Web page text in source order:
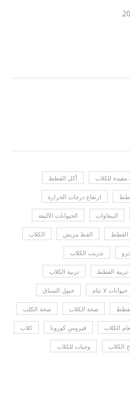
مفيدة للكلاب أكل القطط
ارتفاع درجات الحرارة
الببغاوات الحيوانات الأليفة
القطط القط مريض الكلاب
تدريب الكلاب
تربية القطط تربية الكلاب
حيوانات لا تنام خيول السباق
صحة الكلاب صحة الكلب
الكلاب فيروس كورونا كلاب
الكلاب وجبات للكلاب